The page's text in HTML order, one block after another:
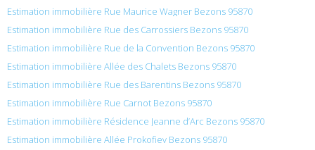
Estimation immobilière Rue Maurice Wagner Bezons 95870
Estimation immobilière Rue des Carrossiers Bezons 95870
Estimation immobilière Rue de la Convention Bezons 95870
Estimation immobilière Allée des Chalets Bezons 95870
Estimation immobilière Rue des Barentins Bezons 95870
Estimation immobilière Rue Carnot Bezons 95870
Estimation immobilière Résidence Jeanne d’Arc Bezons 95870
Estimation immobilière Allée Prokofiev Bezons 95870